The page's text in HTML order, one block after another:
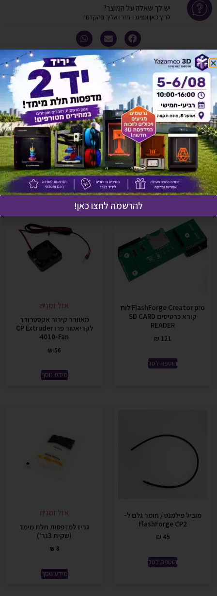
יש לך שאלה על המוצר?
לחץ כאן ונציגנו יחזרו אליך בהקדם!
אולי יעניין אותך גם
FlashForge Creator pro לוח
קורא כרטיסים SD CARD
READER
₪ 121
הוספה לסל
אזל זמנית
מאוורר קירור אקסטרודר
לקריאטור פרו CP Extruder
4010-Fan
₪ 56
מידע נוסף
מוביל פילמנט / חומר גלם ל-
FlashForge CP2
₪ 45
הוספה לסל
אזל זמנית
גריז למדפסות תלת מימד
(שקית 3גר')
₪ 8
מידע נוסף
להרשמה לחצו כאן!